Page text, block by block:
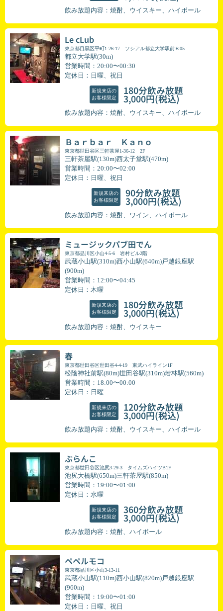
飲み放題内容：焼酎、ウイスキー、ハイボール
Le cLub
東京都目黒区平町1-26-17 ソシアル都立大学駅前Ｂ05
都立大学駅(30m)
営業時間：20:00〜00:30
定休日：日曜、祝日
新規来店の
お客様限定
180分飲み放題
3,000円(税込)
飲み放題内容：焼酎、ウイスキー、ハイボール
Ｂａｒｂａｒ Ｋａｎｏ
東京都世田谷区三軒茶屋1-36-12 2F
三軒茶屋駅(130m)西太子堂駅(470m)
営業時間：20:00〜02:00
定休日：日曜、祝日
新規来店の
お客様限定
90分飲み放題
3,000円(税込)
飲み放題内容：焼酎、ワイン、ハイボール
ミュージックパブ田でん
東京都品川区小山4-5-6 岩村ビル2階
武蔵小山駅(310m)西小山駅(640m)戸越銀座駅
(900m)
営業時間：12:00〜04:45
定休日：木曜
新規来店の
お客様限定
180分飲み放題
3,000円(税込)
飲み放題内容：焼酎、ウイスキー
春
東京都世田谷区世田谷4-4-19 東武ハイライン1F
松陰神社前駅(80m)世田谷駅(310m)若林駅(560m)
営業時間：18:00〜00:00
定休日：日曜
新規来店の
お客様限定
120分飲み放題
3,000円(税込)
飲み放題内容：焼酎、ウイスキー、ハイボール
ぶらんこ
東京都世田谷区池尻3-29-3 タイムズハイツB1F
池尻大橋駅(650m)三軒茶屋駅(850m)
営業時間：19:00〜01:00
定休日：水曜
新規来店の
お客様限定
360分飲み放題
3,000円(税込)
飲み放題内容：焼酎、ハイボール
ペペルモコ
東京都品川区小山3-13-11
武蔵小山駅(110m)西小山駅(820m)戸越銀座駅
(960m)
営業時間：19:00〜01:00
定休日：日曜、祝日